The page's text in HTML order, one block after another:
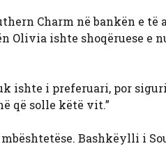
Charm në bankën e
Olivia ishte shoqëruese
ishte i preferuari, por
që solle këtë vit.”
Bashkëylli i